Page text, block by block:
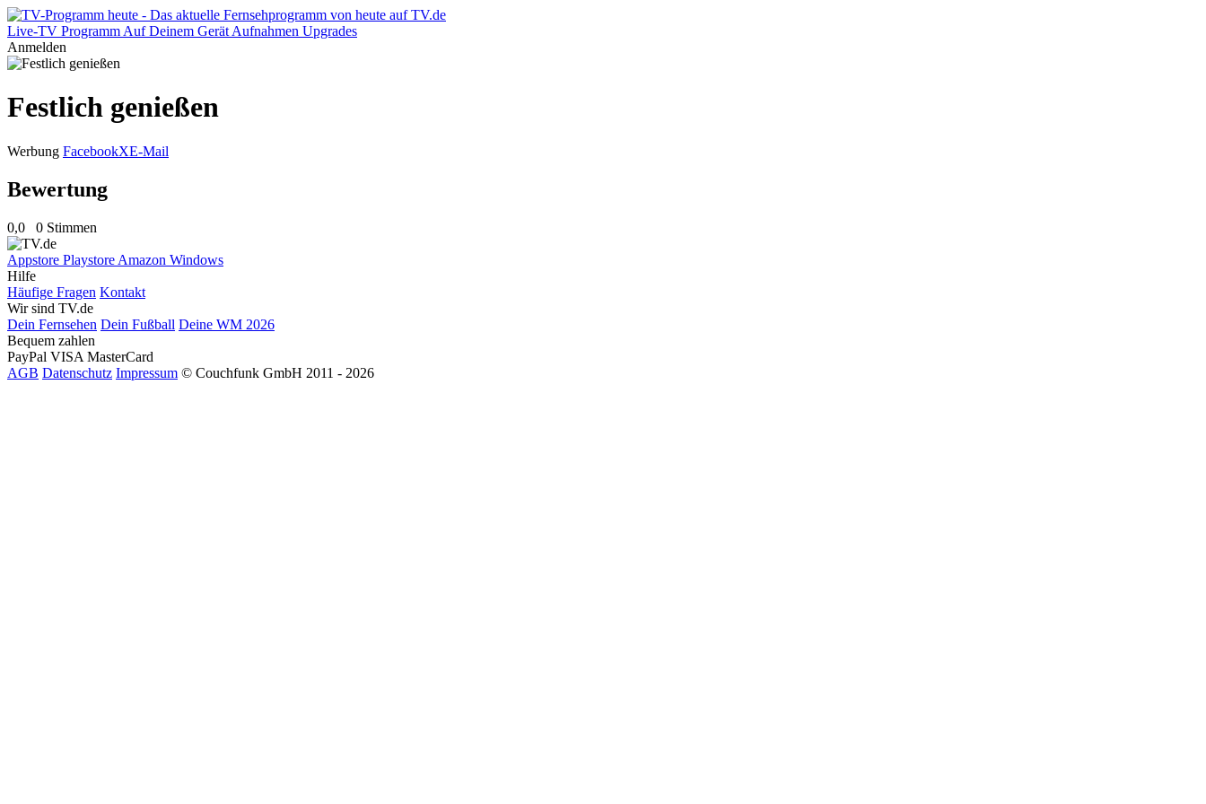
Live-TV Programm Auf Deinem Gerät Aufnahmen Upgrades
Anmelden
Festlich genießen
Werbung FacebookXE-Mail
Bewertung
0,0 0 Stimmen
Appstore Playstore Amazon Windows
Hilfe
Häufige Fragen Kontakt
Wir sind TV.de
Dein Fernsehen Dein Fußball Deine WM 2026
Bequem zahlen
PayPal VISA MasterCard
AGB Datenschutz Impressum © Couchfunk GmbH 2011 - 2026